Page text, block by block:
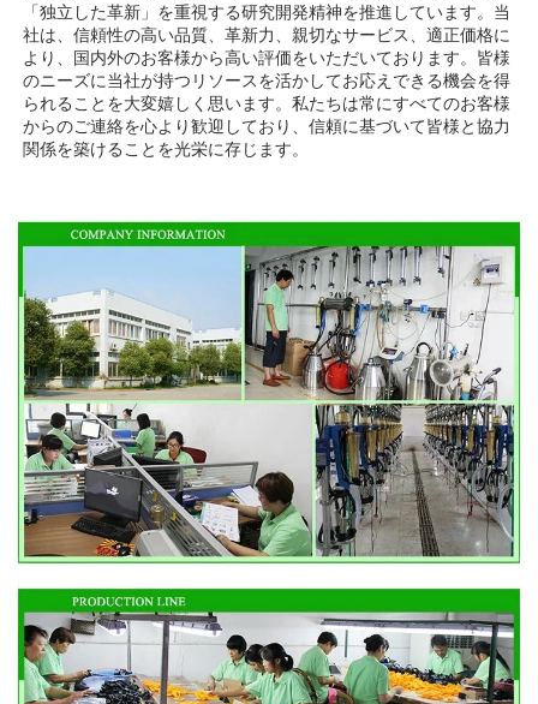
「独立した革新」を重視する研究開発精神を推進しています。当
社は、信頼性の高い品質、革新力、親切なサービス、適正価格に
より、国内外のお客様から高い評価をいただいております。皆様
のニーズに当社が持つリソースを活かしてお応えできる機会を得
られることを大変嬉しく思います。私たちは常にすべてのお客様
からのご連絡を心より歓迎しており、信頼に基づいて皆様と協力
関係を築けることを光栄に存じます。